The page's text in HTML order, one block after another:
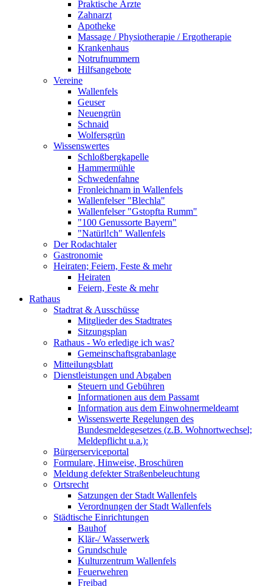
Praktische Ärzte
Zahnarzt
Apotheke
Massage / Physiotherapie / Ergotherapie
Krankenhaus
Notrufnummern
Hilfsangebote
Vereine
Wallenfels
Geuser
Neuengrün
Schnaid
Wolfersgrün
Wissenswertes
Schloßbergkapelle
Hammermühle
Schwedenfahne
Fronleichnam in Wallenfels
Wallenfelser "Blechla"
Wallenfelser "Gstopfta Rumm"
"100 Genussorte Bayern"
"Natürl!ch" Wallenfels
Der Rodachtaler
Gastronomie
Heiraten; Feiern, Feste & mehr
Heiraten
Feiern, Feste & mehr
Rathaus
Stadtrat & Ausschüsse
Mitglieder des Stadtrates
Sitzungsplan
Rathaus - Wo erledige ich was?
Gemeinschaftsgrabanlage
Mitteilungsblatt
Dienstleistungen und Abgaben
Steuern und Gebühren
Informationen aus dem Passamt
Information aus dem Einwohnermeldeamt
Wissenswerte Regelungen des
Bundesmeldegesetzes (z.B. Wohnortwechsel;
Meldepflicht u.a.):
Bürgerserviceportal
Formulare, Hinweise, Broschüren
Meldung defekter Straßenbeleuchtung
Ortsrecht
Satzungen der Stadt Wallenfels
Verordnungen der Stadt Wallenfels
Städtische Einrichtungen
Bauhof
Klär-/ Wasserwerk
Grundschule
Kulturzentrum Wallenfels
Feuerwehren
Freibad